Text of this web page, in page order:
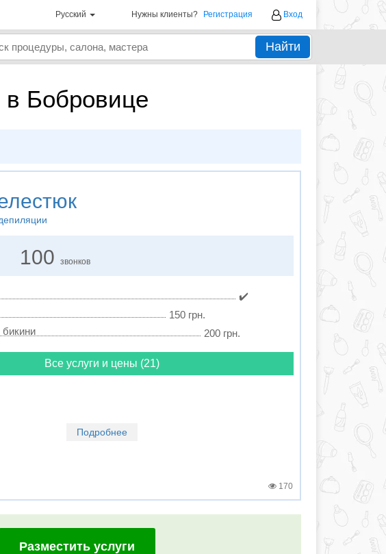
Русский Нужны клиенты? Регистрация Вход
Найти
в Бобровице
100звонков
✔️
150 грн.
бикини
200 грн.
Все услуги и цены (21)
Подробнее
170
Разместить услуги